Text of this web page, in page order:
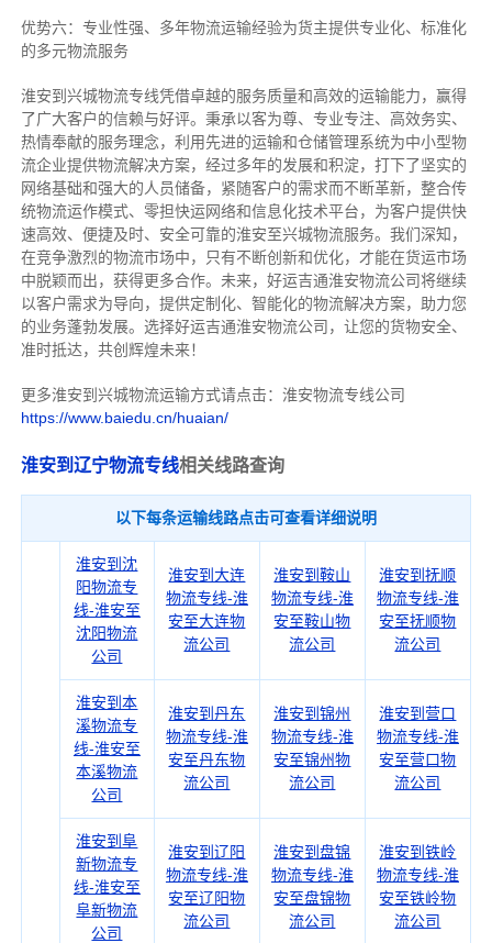
优势六：专业性强、多年物流运输经验为货主提供专业化、标准化
的多元物流服务
淮安到兴城物流专线凭借卓越的服务质量和高效的运输能力，赢得
了广大客户的信赖与好评。 秉承以客为尊、专业专注、高效务实、
热情奉献的服务理念，利用先进的运输和仓储管理系统为中小型物
流企业提供物流解决方案，经过多年的发展和积淀，打下了坚实的
网络基础和强大的人员储备，紧随客户的需求而不断革新，整合传
统物流运作模式、零担快运网络和信息化技术平台，为客户提供快
速高效、便捷及时、安全可靠的淮安至兴城物流服务。 我们深知，
在竞争激烈的物流市场中，只有不断创新和优化，才能在货运市场
中脱颖而出，获得更多合作。 未来，好运吉通淮安物流公司将继续
以客户需求为导向，提供定制化、智能化的物流解决方案，助力您
的业务蓬勃发展。选择好运吉通淮安物流公司，让您的货物安全、
准时抵达，共创辉煌未来！
更多淮安到兴城物流运输方式请点击：淮安物流专线公司
https://www.baiedu.cn/huaian/
淮安到辽宁物流专线相关线路查询
以下每条运输线路点击可查看详细说明
淮安到沈
阳物流专
线-淮安至
沈阳物流
公司
淮安到大连
物流专线-淮
安至大连物
流公司
淮安到鞍山
物流专线-淮
安至鞍山物
流公司
淮安到抚顺
物流专线-淮
安至抚顺物
流公司
淮安到本
溪物流专
线-淮安至
本溪物流
公司
淮安到丹东
物流专线-淮
安至丹东物
流公司
淮安到锦州
物流专线-淮
安至锦州物
流公司
淮安到营口
物流专线-淮
安至营口物
流公司
淮安到阜
新物流专
线-淮安至
阜新物流
公司
淮安到辽阳
物流专线-淮
安至辽阳物
流公司
淮安到盘锦
物流专线-淮
安至盘锦物
流公司
淮安到铁岭
物流专线-淮
安至铁岭物
流公司